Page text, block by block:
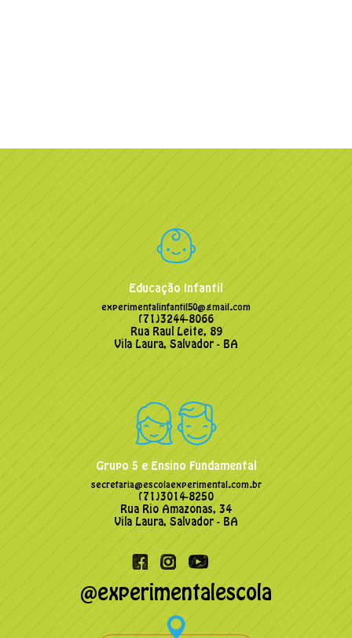
Educação Infantil
experimentalinfantil50@gmail.com
(71)3244-8066
Rua Raul Leite, 89
Vila Laura, Salvador - BA
Grupo 5 e Ensino Fundamental
secretaria@escolaexperimental.com.br
(71)3014-8250
Rua Rio Amazonas, 34
Vila Laura, Salvador - BA
@experimentalescola